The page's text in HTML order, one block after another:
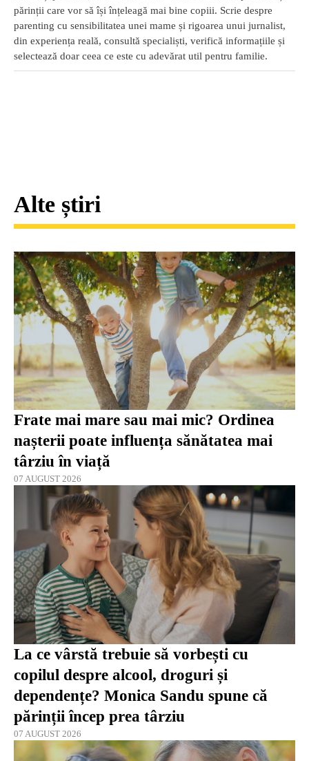
părinții care vor să își înțeleagă mai bine copiii. Scrie despre
parenting cu sensibilitatea unei mame și rigoarea unui jurnalist,
din experiența reală, consultă specialiști, verifică informațiile și
selectează doar ceea ce este cu adevărat util pentru familie.
Alte știri
Frate mai mare sau mai mic? Ordinea
nașterii poate influența sănătatea mai
târziu în viață
07 AUGUST 2026
La ce vârstă trebuie să vorbești cu
copilul despre alcool, droguri și
dependențe? Monica Sandu spune că
părinții încep prea târziu
07 AUGUST 2026